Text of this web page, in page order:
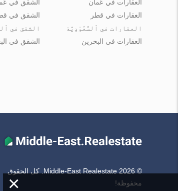
العقارات في عُمان
العقارات في قطر
العقارات في ٱلسُّعُوْدِيَّة
العقارات في البحرين
الشقق في
الشقق في
الشقق في
الشقق في
© Middle-East Realestate 2026. كل الحقوق
محفوظة!
×